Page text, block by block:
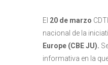
El 20 de marzo
nacional de la
Europe (CBE JU).
informativa en la